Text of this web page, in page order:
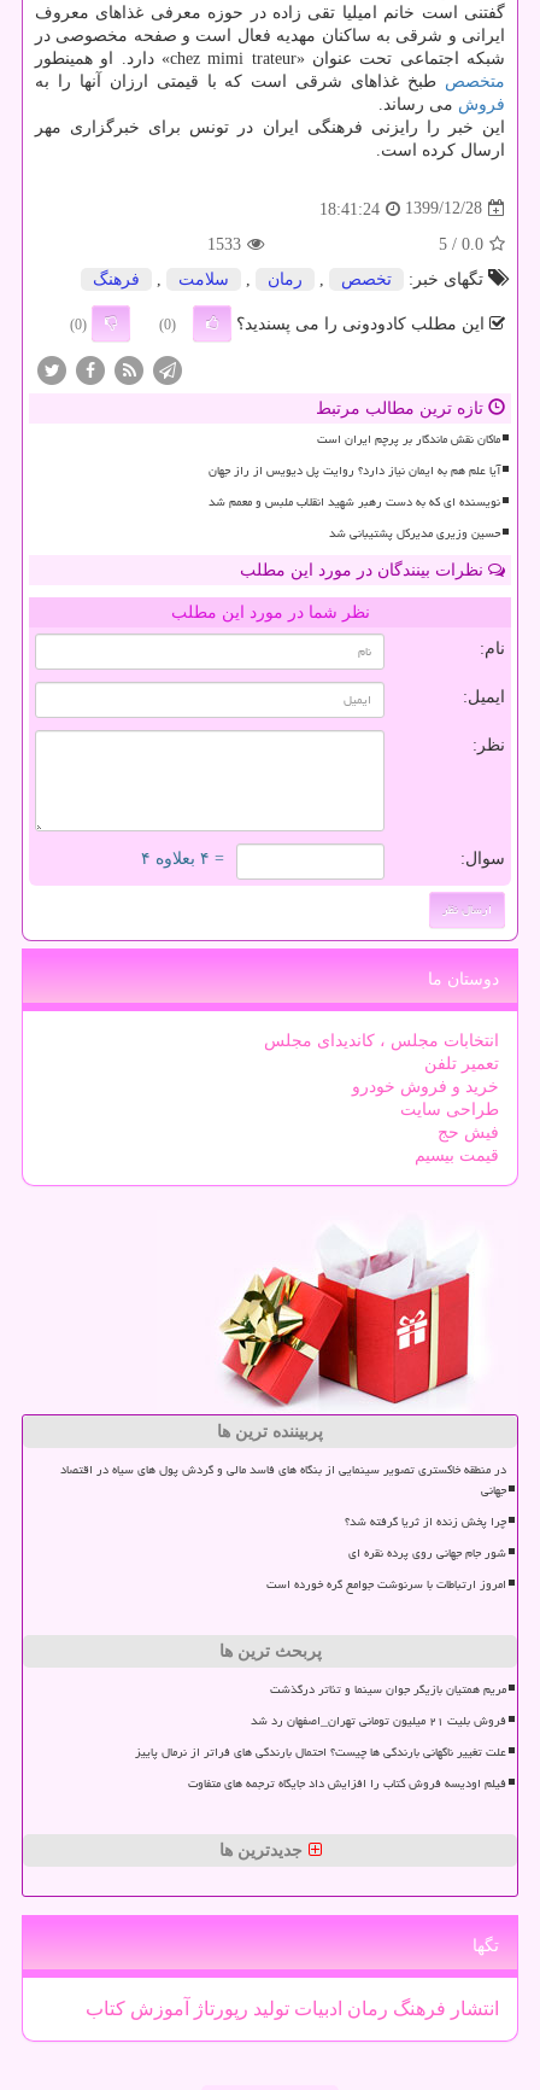
گفتنی است خانم امیلیا تقی زاده در حوزه معرفی غذاهای معروف
ایرانی و شرقی به ساکنان مهدیه فعال است و صفحه مخصوصی در
شبکه اجتماعی تحت عنوان «chez mimi trateur» دارد. او همینطور
متخصص طبخ غذاهای شرقی است که با قیمتی ارزان آنها را به
فروش می رساند.
این خبر را رایزنی فرهنگی ایران در تونس برای خبرگزاری مهر
ارسال کرده است.
1399/12/28
18:41:24
0.0
/ 5
1533
تگهای خبر:
تخصص , رمان , سلامت , فرهنگ
این مطلب کادودونی را می پسندید؟ (0)
(0)
تازه ترین مطالب مرتبط
ماکان نقش ماندگار بر پرچم ایران است
آیا علم هم به ایمان نیاز دارد؟ روایت پل دیویس از راز جهان
نویسنده ای که به دست رهبر شهید انقلاب ملبس و معمم شد
حسین وزیری مدیرکل پشتیبانی شد
نظرات بینندگان در مورد این مطلب
نظر شما در مورد این مطلب
نام:
ایمیل:
نظر:
سوال: = ۴ بعلاوه ۴
دوستان ما
انتخابات مجلس ، کاندیدای مجلس
تعمیر تلفن
خرید و فروش خودرو
طراحی سایت
فیش حج
قیمت بیسیم
پربیننده ترین ها
در منطقه خاکستری تصویر سینمایی از بنگاه های فاسد مالی و گردش پول های سیاه در اقتصاد
جهانی
چرا پخش زنده از ثریا گرفته شد؟
شور جام جهانی روی پرده نقره ای
امروز ارتباطات با سرنوشت جوامع گره خورده است
پربحث ترین ها
مریم همتیان بازیگر جوان سینما و تئاتر درگذشت
فروش بلیت ۲۱ میلیون تومانی تهران_اصفهان رد شد
علت تغییر ناگهانی بارندگی ها چیست؟ احتمال بارندگی های فراتر از نرمال پاییز
فیلم اودیسه فروش کتاب را افزایش داد جایگاه ترجمه های متفاوت
جدیدترین ها
تگها
انتشار فرهنگ رمان ادبیات تولید رپورتاژ آموزش كتاب